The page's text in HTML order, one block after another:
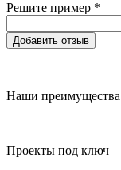
Решите пример *
Добавить отзыв
Наши преимущества
Проекты под ключ